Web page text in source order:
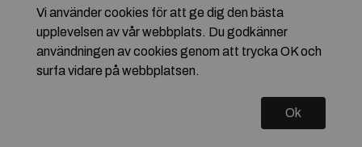
dig till oss. För frågor kring Klarna kan duklicka här
Vi använder cookies för att ge dig den bästa
upplevelsen av vår webbplats. Du godkänner
användningen av cookies genom att trycka OK och
surfa vidare på webbplatsen.
Ok